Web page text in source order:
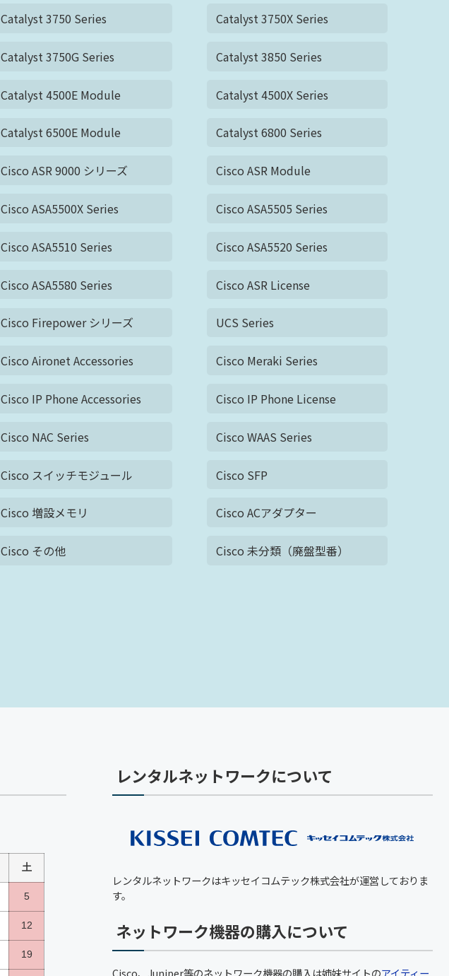
Catalyst 3750 Series Catalyst 3750X Series
Catalyst 3750G Series Catalyst 3850 Series
Catalyst 4500E Module Catalyst 4500X Series
Catalyst 6500E Module Catalyst 6800 Series
Cisco ASR 9000 シリーズ Cisco ASR Module
Cisco ASA5500X Series Cisco ASA5505 Series
Cisco ASA5510 Series Cisco ASA5520 Series
Cisco ASA5580 Series Cisco ASR License
Cisco Firepower シリーズ UCS Series
Cisco Aironet Accessories Cisco Meraki Series
Cisco IP Phone Accessories Cisco IP Phone License
Cisco NAC Series Cisco WAAS Series
Cisco スイッチモジュール Cisco SFP
Cisco 増設メモリ Cisco ACアダプター
Cisco その他 Cisco 未分類（廃盤型番）
レンタルネットワークについて
レンタルネットワークはキッセイコムテック株式会社が運営しておりま
す。
ネットワーク機器の購入について